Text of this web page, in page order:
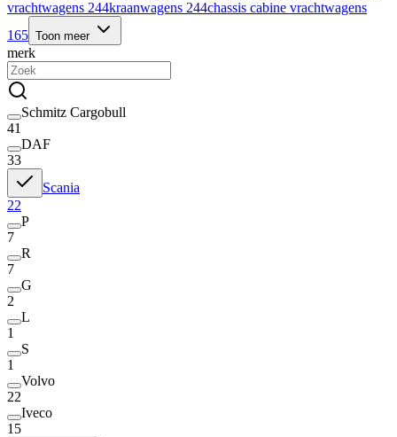
vrachtwagens 244kraanwagens 244chassis cabine vrachtwagens
165 Toon meer
merk
Schmitz Cargobull
41
DAF
33
Scania
22
P
7
R
7
G
2
L
1
S
1
Volvo
22
Iveco
15